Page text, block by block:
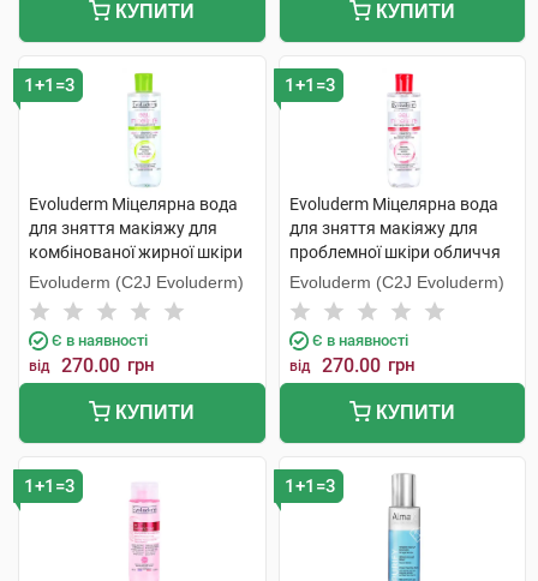
КУПИТИ КУПИТИ
1+1=3
Evoluderm Міцелярна вода
для зняття макіяжу для
комбінованої жирної шкіри
обличчя 250 мл 1 флакон
Evoluderm (C2J Evoluderm)
Є в наявності
від 270.00 грн
КУПИТИ
1+1=3
Evoluderm Міцелярна вода
для зняття макіяжу для
проблемної шкіри обличчя
250 мл 1 флакон
Evoluderm (C2J Evoluderm)
Є в наявності
від 270.00 грн
КУПИТИ
1+1=3 1+1=3